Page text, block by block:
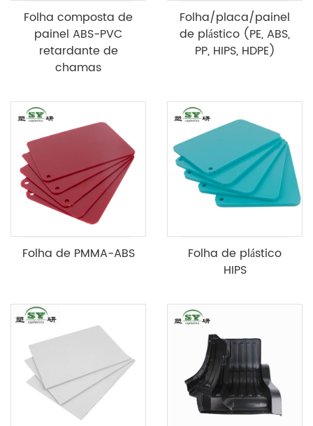
Folha composta de
painel ABS-PVC
retardante de
chamas
Folha/placa/painel
de plástico (PE, ABS,
PP, HIPS, HDPE)
Folha de PMMA-ABS
Folha de plástico
HIPS